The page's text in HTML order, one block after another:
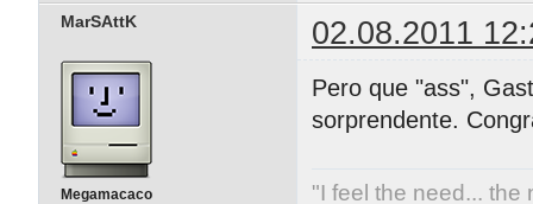
MarSAttK 02.08.2011
Megamacaco
Pero que "ass",
sorprendente.
"I feel the need... the